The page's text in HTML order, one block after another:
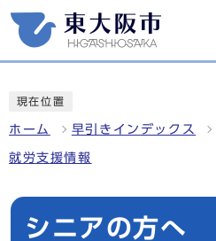
現在位置
ホーム 早引きインデックス
就労支援情報
シニアの方へ